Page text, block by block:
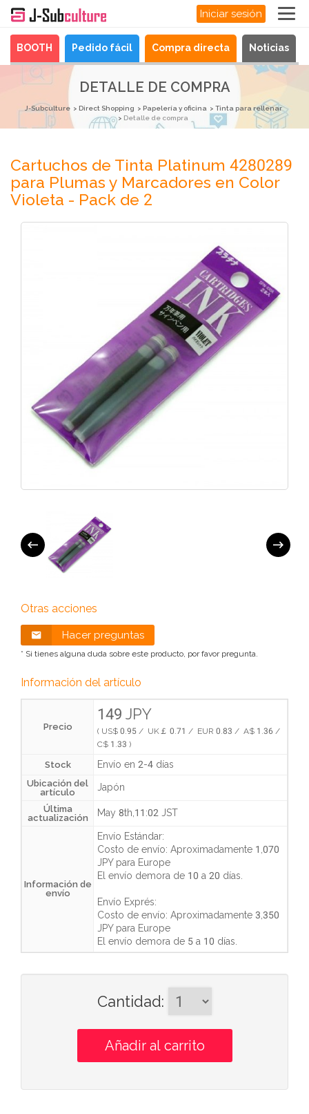
Iniciar sesión
BOOTH Pedido fácil Compra directa Noticias
DETALLE DE COMPRA
J-Subculture Direct Shopping Papelería y oficina
Tinta para rellenar
Detalle de compra
Cartuchos de Tinta Platinum 4280289
para Plumas y Marcadores en Color
Violeta - Pack de 2
Otras acciones
Hacer preguntas
* Si tienes alguna duda sobre este producto, por favor pregunta.
Información del artículo
Precio
149 JPY
( US$ 0.95 / UK￡ 0.71 / EUR 0.83 / A$ 1.36 /
C$ 1.33 )
Stock Envío en 2-4 días
Ubicación del
artículo
Japón
Última
actualización
May 8th,11:02 JST
Información de
envío
Envío Estándar:
Costo de envío: Aproximadamente 1,070
JPYpara Europe
El envío demora de 10 a 20 días
Envío Exprés:
Costo de envío: Aproximadamente 3,350
JPYpara Europe
El envío demora de 5 a 10 días
Cantidad: